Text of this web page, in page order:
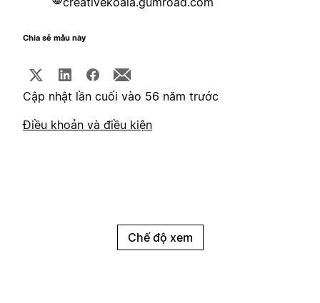
Chia sẻ mẫu này
Cập nhật lần cuối vào 56 năm trước
Điều khoản và điều kiện
Chế độ xem